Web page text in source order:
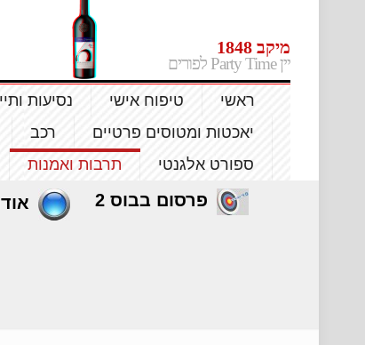
מיקב 1848
יין Party Time לפורים
ראשי טיפוח אישי נסיעות
יאכטות ומטוסים פרטיים
רכב
ספורט אלגנטי
תרבות ואמנות
פרסום בבוס 2